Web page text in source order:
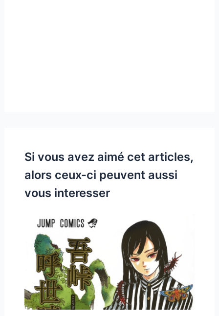
Si vous avez aimé cet articles,
alors ceux-ci peuvent aussi
vous interesser